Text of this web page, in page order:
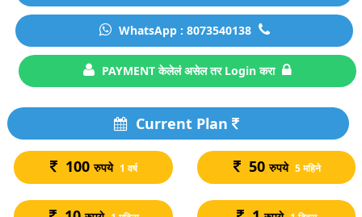
WhatsApp : 8073540138
PAYMENT केलेलं असेल तर Login करा
Current Plan
100 रुपये 1 वर्ष 50 रुपये 5 महिने